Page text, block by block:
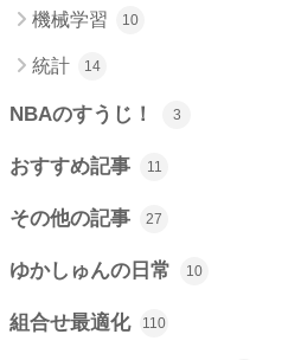
機械学習 10
統計 14
NBAのすうじ！ 3
おすすめ記事 11
その他の記事 27
ゆかしゅんの日常 10
組合せ最適化 110